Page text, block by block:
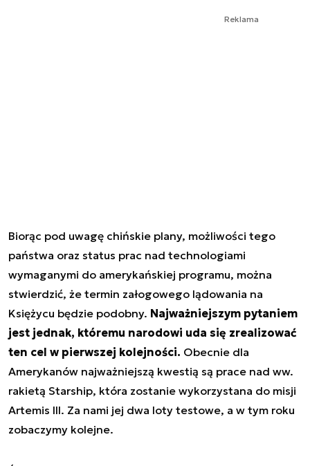
Reklama
Biorąc pod uwagę chińskie plany, możliwości tego
państwa oraz status prac nad technologiami
wymaganymi do amerykańskiej programu, można
stwierdzić, że termin załogowego lądowania na
Księżycu będzie podobny. Najważniejszym pytaniem
jest jednak, któremu narodowi uda się zrealizować
ten cel w pierwszej kolejności. Obecnie dla
Amerykanów najważniejszą kwestią są prace nad ww.
rakietą Starship, która zostanie wykorzystana do misji
Artemis III. Za nami jej dwa loty testowe, a w tym roku
zobaczymy kolejne.